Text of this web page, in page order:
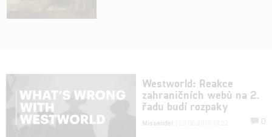
Westworld: Reakce
zahraničních webů na 2.
řadu budí rozpaky
Missandei 0